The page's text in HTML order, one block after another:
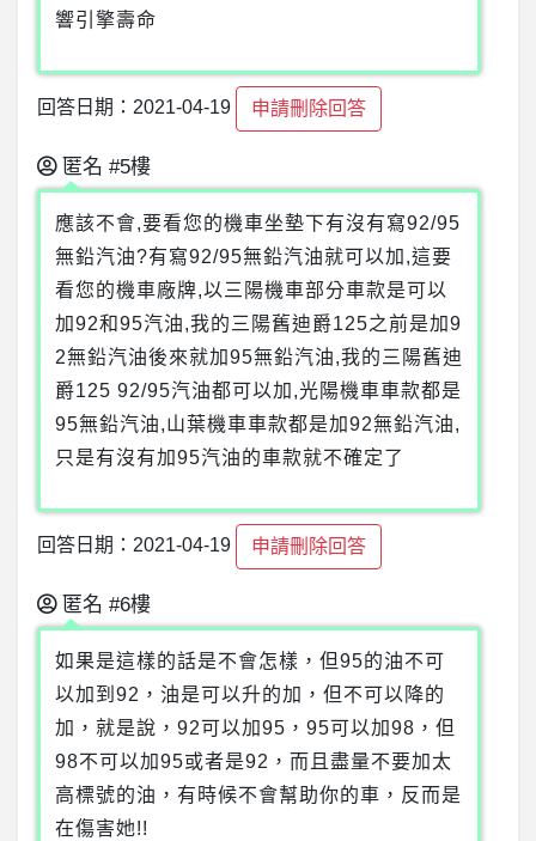
響引擎壽命
回答日期：2021-04-19 申請刪除回答
匿名 #5樓
應該不會,要看您的機車坐墊下有沒有寫92/95
無鉛汽油?有寫92/95無鉛汽油就可以加,這要
看您的機車廠牌,以三陽機車部分車款是可以
加92和95汽油,我的三陽舊迪爵125之前是加9
2無鉛汽油後來就加95無鉛汽油,我的三陽舊迪
爵125 92/95汽油都可以加,光陽機車車款都是
95無鉛汽油,山葉機車車款都是加92無鉛汽油,
只是有沒有加95汽油的車款就不確定了
回答日期：2021-04-19 申請刪除回答
匿名 #6樓
如果是這樣的話是不會怎樣，但95的油不可
以加到92，油是可以升的加，但不可以降的
加，就是說，92可以加95，95可以加98，但
98不可以加95或者是92，而且盡量不要加太
高標號的油，有時候不會幫助你的車，反而是
在傷害她!!